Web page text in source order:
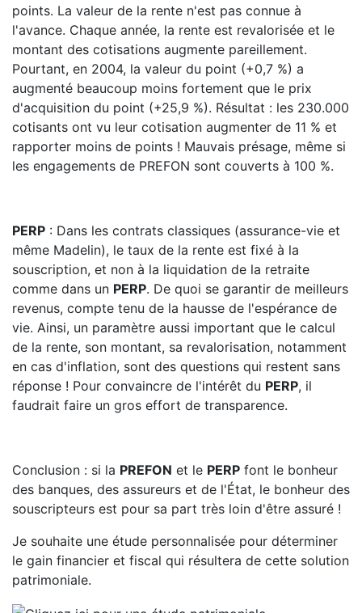
points. La valeur de la rente n'est pas connue à
l'avance. Chaque année, la rente est revalorisée et le
montant des cotisations augmente pareillement.
Pourtant, en 2004, la valeur du point (+0,7 %) a
augmenté beaucoup moins fortement que le prix
d'acquisition du point (+25,9 %). Résultat : les 230.000
cotisants ont vu leur cotisation augmenter de 11 % et
rapporter moins de points ! Mauvais présage, même si
les engagements de PREFON sont couverts à 100 %.
PERP : Dans les contrats classiques (assurance-vie et
même Madelin), le taux de la rente est fixé à la
souscription, et non à la liquidation de la retraite
comme dans un PERP. De quoi se garantir de meilleurs
revenus, compte tenu de la hausse de l'espérance de
vie. Ainsi, un paramètre aussi important que le calcul
de la rente, son montant, sa revalorisation, notamment
en cas d'inflation, sont des questions qui restent sans
réponse ! Pour convaincre de l'intérêt du PERP, il
faudrait faire un gros effort de transparence.
Conclusion : si la PREFON et le PERP font le bonheur
des banques, des assureurs et de l'État, le bonheur des
souscripteurs est pour sa part très loin d'être assuré !
Je souhaite une étude personnalisée pour déterminer
le gain financier et fiscal qui résultera de cette solution
patrimoniale.